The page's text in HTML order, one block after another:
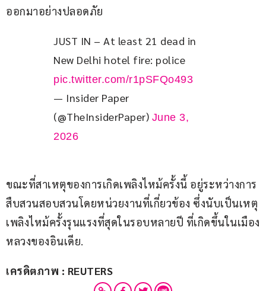
ออกมาอย่างปลอดภัย
JUST IN – At least 21 dead in
New Delhi hotel fire: police
pic.twitter.com/r1pSFQo493
— Insider Paper
(@TheInsiderPaper) June 3,
2026
ขณะที่สาเหตุของการเกิดเพลิงไหม้ครั้งนี้ อยู่ระหว่างการ
สืบสวนสอบสวนโดยหน่วยงานที่เกี่ยวข้อง ซึ่งนับเป็นเหตุ
เพลิงไหม้ครั้งรุนแรงที่สุดในรอบหลายปี ที่เกิดขึ้นในเมือง
หลวงของอินเดีย.
เครดิตภาพ : REUTERS